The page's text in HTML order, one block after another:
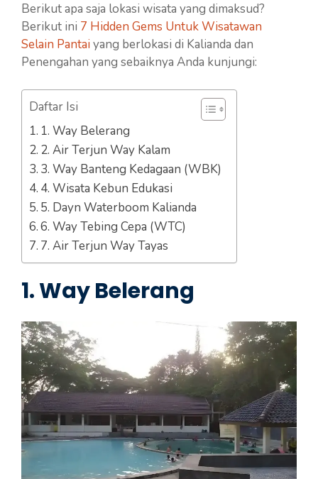
Berikut apa saja lokasi wisata yang dimaksud?
Berikut ini 7 Hidden Gems Untuk Wisatawan
Selain Pantaiyang berlokasi di Kalianda dan
Penengahan yang sebaiknya Anda kunjungi:
Daftar Isi
1. Way Belerang
2. Air Terjun Way Kalam
3. Way Banteng Kedagaan (WBK)
4. Wisata Kebun Edukasi
5. Dayn Waterboom Kalianda
6. Way Tebing Cepa (WTC)
7. Air Terjun Way Tayas
1. Way Belerang